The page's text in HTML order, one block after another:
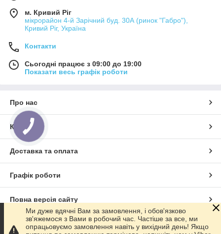
м. Кривий Ріг
мікрорайон 4-й Зарічний буд. 30А (ринок "Габро"),
Кривий Ріг, Україна
Контакти
Сьогодні працює з 09:00 до 19:00
Показати весь графік роботи
Про нас
Контакти
Доставка та оплата
Графік роботи
Повна версія сайту
Сайт створено на маркетплейсіProm.ua
Ми дуже вдячні Вам за замовлення, і обов'язково
зв'яжемося з Вами в робочий час. Частіше за все, ми
опрацьовуємо замовлення навіть у вихідний день! Якщо